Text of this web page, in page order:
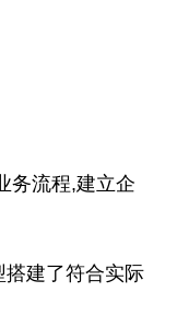
务流程,建立企
建了符合实际